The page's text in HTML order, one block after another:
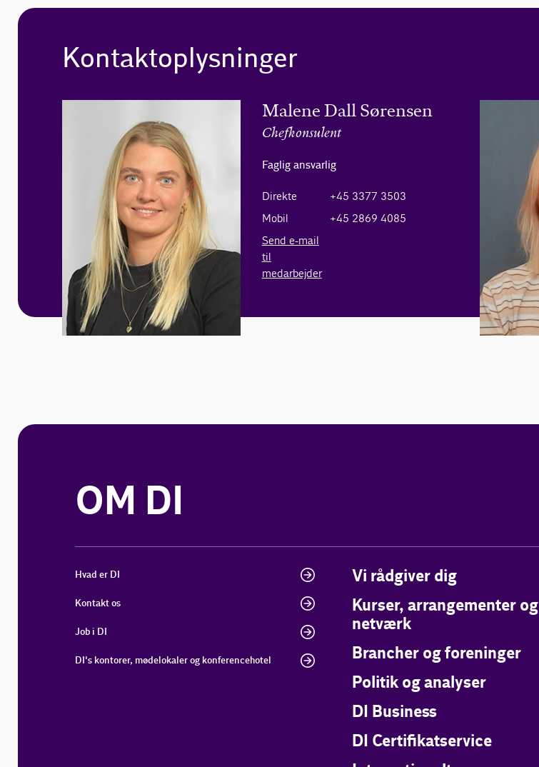
Kontaktoplysninger
Malene Dall Sørensen
Chefkonsulent
Faglig ansvarlig
Direkte
+45 3377 3503
Mobil
+45 2869 4085
Send e-mail
til
medarbejder
OM DI
Hvad er DI
Kontakt os
Job i DI
DI's kontorer, mødelokaler og konferencehotel
Vi rådgiver dig
Kurser, arrangementer og
netværk
Brancher og foreninger
Politik og analyser
DI Business
DI Certifikatservice